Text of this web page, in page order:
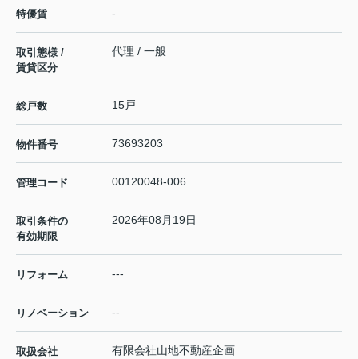
特優賃 -
取引態様 /
賃貸区分
代理 / 一般
総戸数 15戸
物件番号 73693203
管理コード 00120048-006
取引条件の
有効期限
2026年08月19日
リフォーム ---
リノベーション --
取扱会社
有限会社山地不動産企画